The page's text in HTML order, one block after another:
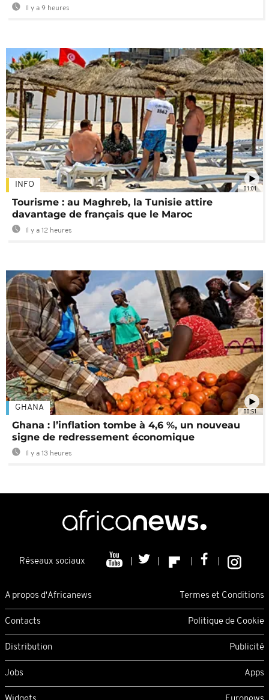
Il y a 9 heures
01:01
INFO
Tourisme : au Maghreb, la Tunisie attire
davantage de français que le Maroc
Il y a 12 heures
00:51
GHANA
Ghana : l’inflation tombe à 4,6 %, un nouveau
signe de redressement économique
Il y a 13 heures
Réseaux sociaux
A propos d'Africanews Termes et Conditions
Contacts Politique de Cookie
Distribution Publicité
Jobs Apps